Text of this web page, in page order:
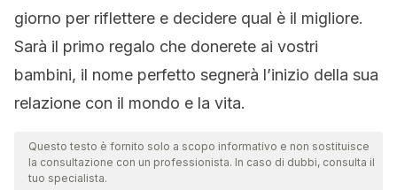
giorno per riflettere e decidere qual è il migliore.
Sarà il primo regalo che donerete ai vostri
bambini, il nome perfetto segnerà l’inizio della sua
relazione con il mondo e la vita.
Questo testo è fornito solo a scopo informativo e non sostituisce
la consultazione con un professionista. In caso di dubbi, consulta il
tuo specialista.